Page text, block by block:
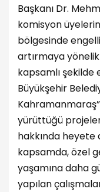
Başkanı Dr.
komisyon
bölgesinde
artırmaya
kapsamlı şekilde
Büyükşehir
yürüttüğü
hakkında heyete
kapsamda, özel
yaşamına daha
yapılan